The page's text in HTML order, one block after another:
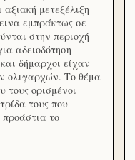
μετεξέλιξη
εμπράκτως σε
στην περιοχή
αδειοδότηση
δήμαρχοι είχαν
ολιγαρχών. Το θέμα
τους ορισμένοι
τους που
το